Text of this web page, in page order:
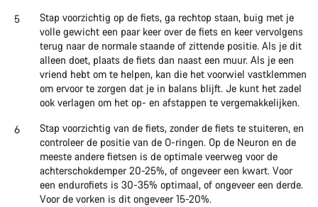
Stap voorzichtig op de fiets, ga rechtop staan, buig met je
volle gewicht een paar keer over de fiets en keer vervolgens
terug naar de normale staande of zittende positie. Als je dit
alleen doet, plaats de fiets dan naast een muur. Als je een
vriend hebt om te helpen, kan die het voorwiel vastklemmen
om ervoor te zorgen dat je in balans blijft. Je kunt het zadel
ook verlagen om het op- en afstappen te vergemakkelijken.
Stap voorzichtig van de fiets, zonder de fiets te stuiteren, en
controleer de positie van de O-ringen. Op de Neuron en de
meeste andere fietsen is de optimale veerweg voor de
achterschokdemper 20-25%, of ongeveer een kwart. Voor
een endurofiets is 30-35% optimaal, of ongeveer een derde.
Voor de vorken is dit ongeveer 15-20%.